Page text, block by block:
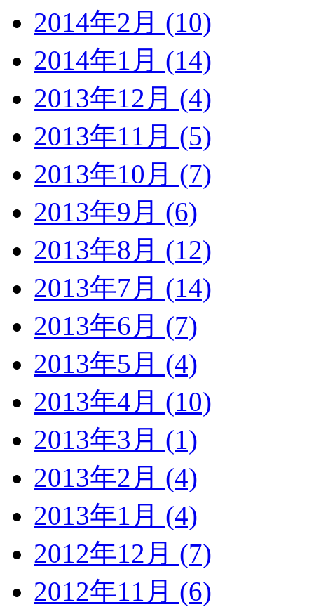
2014年2月 (10)
2014年1月 (14)
2013年12月 (4)
2013年11月 (5)
2013年10月 (7)
2013年9月 (6)
2013年8月 (12)
2013年7月 (14)
2013年6月 (7)
2013年5月 (4)
2013年4月 (10)
2013年3月 (1)
2013年2月 (4)
2013年1月 (4)
2012年12月 (7)
2012年11月 (6)